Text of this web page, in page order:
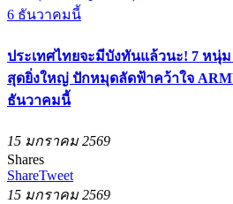
ประเทศไทยจะมีบังทันแล้วนะ! 7 หนุ่ม
สุดยิ่งใหญ่ ปักหมุดลัดฟ้าคว้าใจ
ธันวาคมนี้
15 มกราคม 2569
Shares
ShareTweet
15 มกราคม 2569